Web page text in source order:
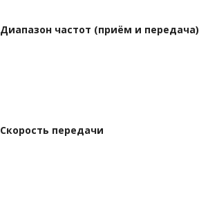
Диапазон частот (приём и передача)
Скороcть передачи